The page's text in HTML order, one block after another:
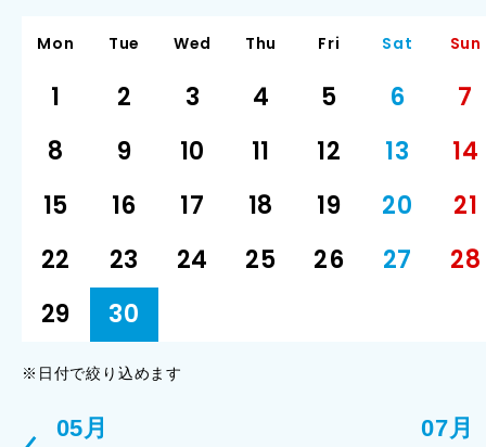
05月
Mon Tue Wed Thu Fri Sat Sun
1 2 3 4 5 6
7
8
9 10 11 12 13
14
15
16 17 18 19 20
21
22
23 24 25 26 27
28
29
30
※日付で絞り込めます
07月